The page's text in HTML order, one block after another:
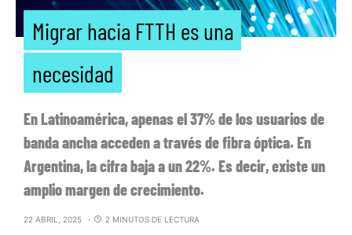
Migrar hacia FTTH es una
necesidad
En Latinoamérica, apenas el 37% de los usuarios de
banda ancha acceden a través de fibra óptica. En
Argentina, la cifra baja a un 22%. Es decir, existe un
amplio margen de crecimiento.
22 ABRIL, 2025 2 MINUTOS DE LECTURA